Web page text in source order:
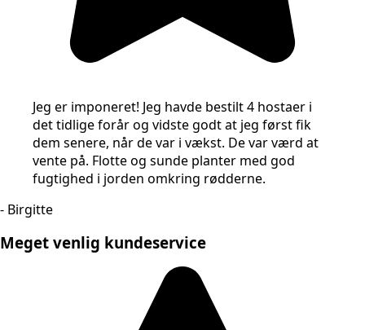
Jeg er imponeret! Jeg havde bestilt 4 hostaer i
det tidlige forår og vidste godt at jeg først fik
dem senere, når de var i vækst. De var værd at
vente på. Flotte og sunde planter med god
fugtighed i jorden omkring rødderne.
- Birgitte
Meget venlig kundeservice